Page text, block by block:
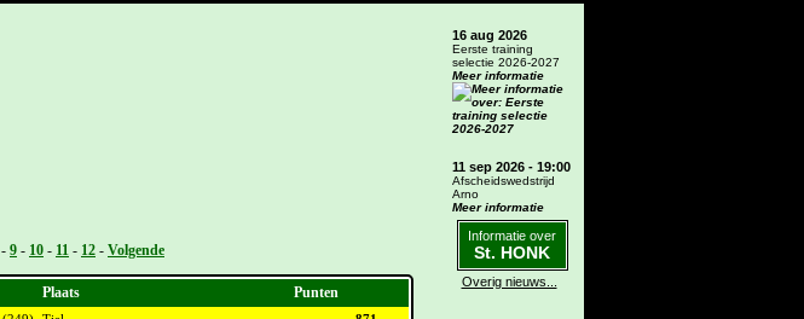
- 9 - 10 - 11 - 12 - Volgende
Plaats Punten
16 aug 2026
Eerste training
selectie 2026-2027
Meer informatie
11 sep 2026 - 19:00
Afscheidswedstrijd
Arno
Meer informatie
Informatie over
St. HONK
Overig nieuws...